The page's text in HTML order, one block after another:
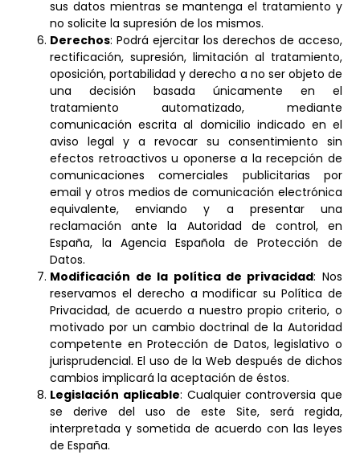
sus datos mientras se mantenga el tratamiento y
no solicite la supresión de los mismos.
Derechos: Podrá ejercitar los derechos de acceso,
rectificación, supresión, limitación al tratamiento,
oposición, portabilidad y derecho a no ser objeto de
una decisión basada únicamente en el
tratamiento automatizado, mediante
comunicación escrita al domicilio indicado en el
aviso legal y a revocar su consentimiento sin
efectos retroactivos u oponerse a la recepción de
comunicaciones comerciales publicitarias por
email y otros medios de comunicación electrónica
equivalente, enviando y a presentar una
reclamación ante la Autoridad de control, en
España, la Agencia Española de Protección de
Datos.
Modificación de la política de privacidad: Nos
reservamos el derecho a modificar su Política de
Privacidad, de acuerdo a nuestro propio criterio, o
motivado por un cambio doctrinal de la Autoridad
competente en Protección de Datos, legislativo o
jurisprudencial. El uso de la Web después de dichos
cambios implicará la aceptación de éstos.
Legislación aplicable: Cualquier controversia que
se derive del uso de este Site, será regida,
interpretada y sometida de acuerdo con las leyes
de España.